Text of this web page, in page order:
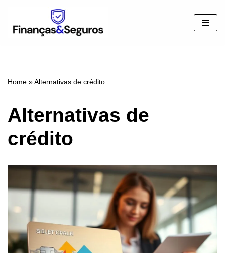
Pular
Home »Alternativas de crédito
Alternativas de
crédito